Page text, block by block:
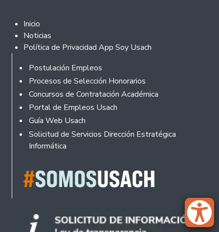
Footer 2
Inicio
Noticias
Política de Privacidad App Soy Usach
Rodapé
Postulación Empleos
Procesos de Selección Honorarios
Concursos de Contratación Académica
Portal de Empleos Usach
Guía Web Usach
Solicitud de Servicios Dirección Estratégica
Informática